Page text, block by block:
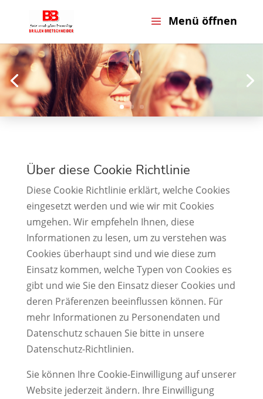
Über diese Cookie Richtlinie
Diese Cookie Richtlinie erklärt, welche Cookies
eingesetzt werden und wie wir mit Cookies
umgehen. Wir empfeheln Ihnen, diese
Informationen zu lesen, um zu verstehen was
Cookies überhaupt sind und wie diese zum
Einsatz kommen, welche Typen von Cookies es
gibt und wie Sie den Einsatz dieser Cookies und
deren Präferenzen beeinflussen können. Für
mehr Informationen zu Personendaten und
Datenschutz schauen Sie bitte in unsere
Datenschutz-Richtlinien.
Sie können Ihre Cookie-Einwilligung auf unserer
Website jederzeit ändern. Ihre Einwilligung